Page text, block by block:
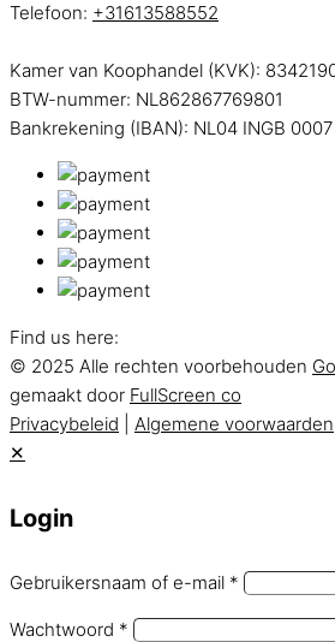
Telefoon: +31613588552
Kamer van Koophandel (KVK):
BTW-nummer: NL862867769801
Bankrekening (IBAN): NL04 INGB
Find us here:
© 2025 Alle rechten voorbehouden
gemaakt door FullScreen co
Privacybeleid
Algemene voorwaarden
✕
Login
Gebruikersnaam of e-mail *
Wachtwoord *